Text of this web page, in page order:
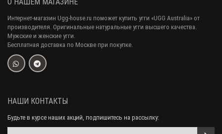
Интернет-магазин Ugg-house.ru поможет купить угги «UGG Australia» от
производителя. Оригинальные натуральные угги высшего качества.
Мужские и женские угги.
Бесплатная доставка по Москве при покупке.
НАШИ КОНТАКТЫ
Будьте в курсе наших акций, подпишитесь на рассылку: